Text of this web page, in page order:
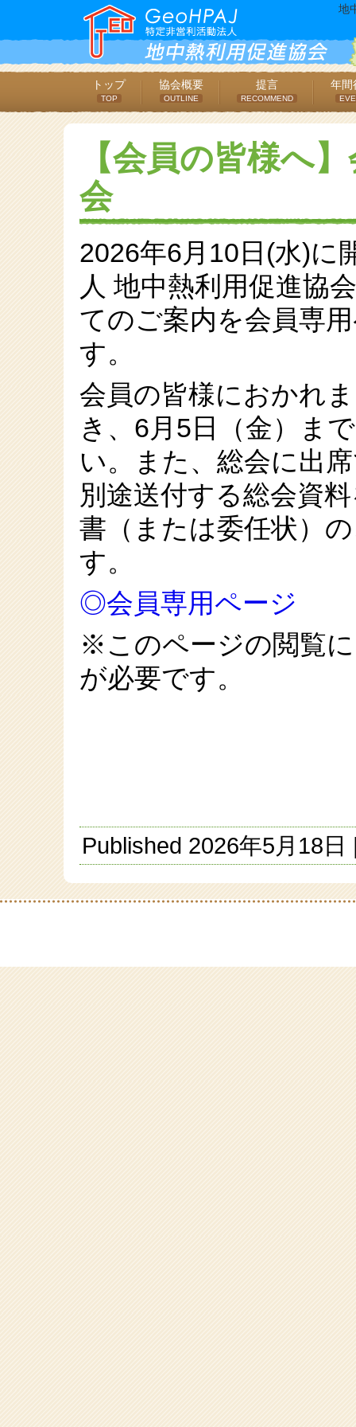
地
トップ
TOP
協会概要
OUTLINE
提言
RECOMMEND
年間
【会員の皆様へ
会
2026年6月10日(水)に
人 地中熱利用促進協
てのご案内を会員専
す。
会員の皆様におかれ
き、6月5日（金）ま
い。また、総会に出
別途送付する総会資
書（または委任状）
す。
◎会員専用ページ
※このページの閲覧
が必要です。
Published 2026年5月18日